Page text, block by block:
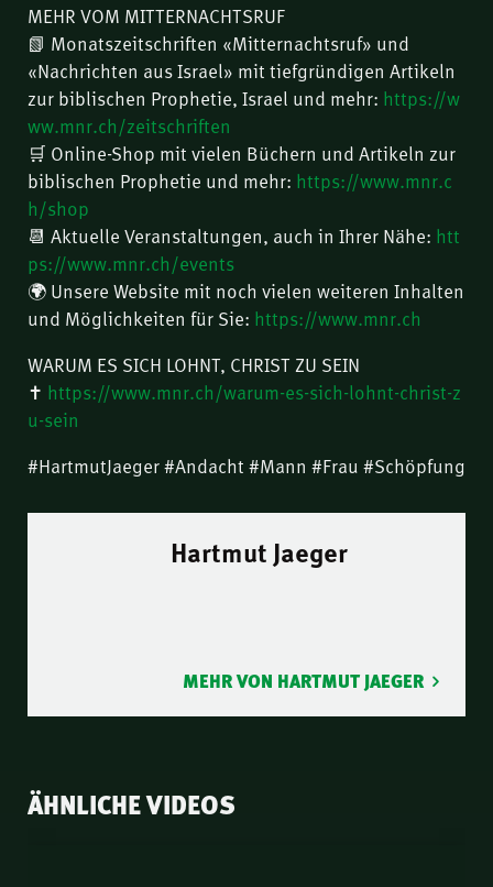
MEHR VOM MITTERNACHTSRUF
📗 Monatszeitschriften «Mitternachtsruf» und
«Nachrichten aus Israel» mit tiefgründigen Artikeln
zur biblischen Prophetie, Israel und mehr: https://w
ww.mnr.ch/zeitschriften
🛒 Online-Shop mit vielen Büchern und Artikeln zur
biblischen Prophetie und mehr: https://www.mnr.c
h/shop
📆 Aktuelle Veranstaltungen, auch in Ihrer Nähe: htt
ps://www.mnr.ch/events
🌍 Unsere Website mit noch vielen weiteren Inhalten
und Möglichkeiten für Sie: https://www.mnr.ch
WARUM ES SICH LOHNT, CHRIST ZU SEIN
✝️ https://www.mnr.ch/warum-es-sich-lohnt-christ-z
u-sein
#HartmutJaeger #Andacht #Mann #Frau #Schöpfung
Hartmut Jaeger
MEHR VON HARTMUT JAEGER
ÄHNLICHE VIDEOS